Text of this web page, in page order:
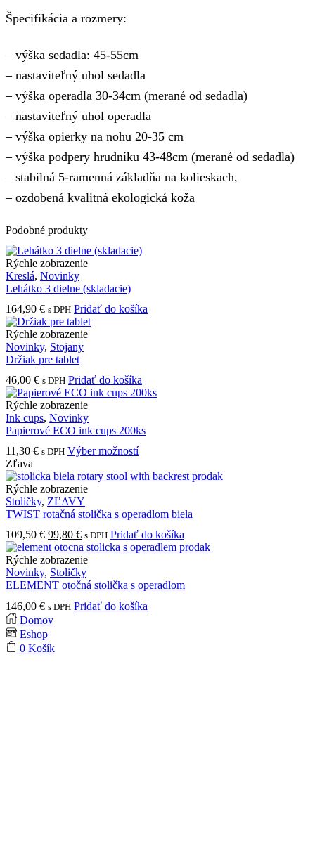
Špecifikácia a rozmery:
– výška sedadla: 45-55cm
– nastaviteľný uhol sedadla
– výška operadla 30-34cm (merané od sedadla)
– nastaviteľný uhol operadla
– výška opierky na nohu 20-35 cm
– výška podpery hrudníku 43-48cm (merané od sedadla)
– stabilná 5-ramenná základňa na kolieskach,
– ozdobená kvalitná ekologická koža
Podobné produkty
Rýchle zobrazenie
Kreslá, Novinky
Lehátko 3 dielne (skladacie)
164,90 € s DPH Pridať do košíka
Rýchle zobrazenie
Novinky, Stojany
Držiak pre tablet
46,00 € s DPH Pridať do košíka
Rýchle zobrazenie
Ink cups, Novinky
Papierové ECO ink cups 200ks
11,30 € s DPH Výber možnostíTento
má
Možnosti
môžete
vybrať
produktu.
Zľava
Rýchle zobrazenie
Stoličky, ZĽAVY
TWIST rotačná stolička s operadlom biela
109,50€ Pôvodná
cena
bola:
109,50 €.
99,80 €Aktuálna
cena
je:
99,80 €.
s DPH Pridať do košíka
Rýchle zobrazenie
Novinky, Stoličky
ELEMENT otočná stolička s operadlom
146,00 € s DPH Pridať do košíka
Domov
Eshop
0 Košík